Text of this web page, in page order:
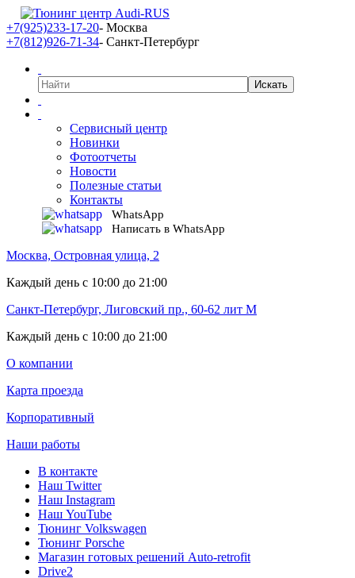
+7(925)233-17-20- Москва
+7(812)926-71-34- Санкт-Петербург
Сервисный центр
Новинки
Фотоотчеты
Новости
Полезные статьи
Контакты
WhatsApp
Написать в WhatsApp
Москва, Островная улица, 2
Каждый день с 10:00 до 21:00
Санкт-Петербург, Лиговский пр., 60-62 лит М
Каждый день с 10:00 до 21:00
О компании
Карта проезда
Корпоративный
Наши работы
В контакте
Наш Twitter
Наш Instagram
Наш YouTube
Тюнинг Volkswagen
Тюнинг Porsche
Магазин готовых решений Auto-retrofit
Drive2